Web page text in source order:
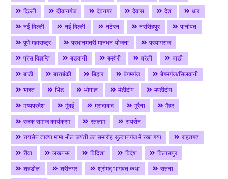
दिल्ली
दीवानगंज देवनगर देवास देश
धार
नई दिल्ली
नई दिल्ली नटेरन नरसिंहपुर
पानीपत
पुणे महाराष्ट्र
प्रधानमंत्री मानधन योजना
प्रयागराज
प्रेस विज्ञप्ति
बङवानी बम्होरी बरेली
बाङी
बाडी
बाराबंकी बिहार बेगमगंज
बेगमगंज/सिलवानी
भारत
भिंड भोपाल मंडीदीप
मण्डीदीप
मध्यप्रदेश
मुंबई मुरादाबाद मुरैना
मैहर
रजक समाज कार्यक्रम
रतलाम
रायसेन
रायसेन तात्या मामा भील जयंती का समारोह सुल्तानगंज में रखा गया
राहतगढ़
रीवा
लखनऊ विदिशा विदेश
विलासपुर
शहडोल
श्रीनगर श्रीमद् भागवत कथा
सतना